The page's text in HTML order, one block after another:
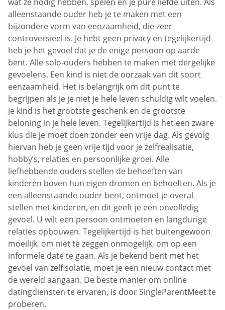
alleenstaande ouder heb je te maken met een
bijzondere vorm van eenzaamheid, die zeer
controversieel is. Je hebt geen privacy en tegelijkertijd
heb je het gevoel dat je de enige persoon op aarde
bent. Alle solo-ouders hebben te maken met dergelijke
gevoelens. Een kind is niet de oorzaak van dit soort
eenzaamheid. Het is belangrijk om dit punt te
begrijpen als je je niet je hele leven schuldig wilt voelen.
Je kind is het grootste geschenk en de grootste
beloning in je hele leven. Tegelijkertijd is het een zware
klus die je moet doen zonder een vrije dag. Als gevolg
hiervan heb je geen vrije tijd voor je zelfrealisatie,
hobby’s, relaties en persoonlijke groei. Alle
liefhebbende ouders stellen de behoeften van
kinderen boven hun eigen dromen en behoeften. Als je
een alleenstaande ouder bent, ontmoet je overal
stellen met kinderen, en dit geeft je een onvolledig
gevoel. U wilt een persoon ontmoeten en langdurige
relaties opbouwen. Tegelijkertijd is het buitengewoon
moeilijk, om niet te zeggen onmogelijk, om op een
informele date te gaan. Als je bekend bent met het
gevoel van zelfisolatie, moet je een nieuw contact met
de wereld aangaan. De beste manier om online
datingdiensten te ervaren, is door SingleParentMeet te
proberen.